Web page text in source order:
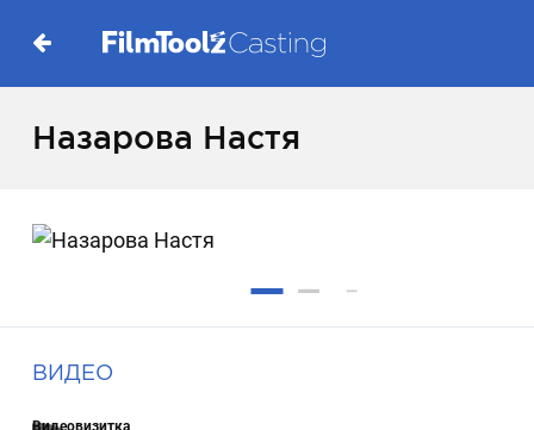
Назарова Настя
ВИДЕО
Видеовизитка